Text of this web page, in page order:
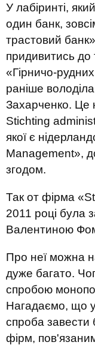
У лабіринті,
один банк,
трастовий
придивитись до
«Гірничо-
раніше
Захарченко. Це
Stichting
якої є
Management»,
згодом.
Так от фірма
2011 році була
Валентиною
Про неї можна
дуже багато.
спробою
Нагадаємо, що
спроба завести
фірм,